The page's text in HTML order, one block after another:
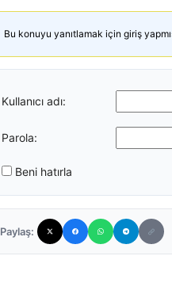
Bu konuyu yanıtlamak için giriş
Kullanıcı adı:
Parola:
Beni hatırla
Paylaş: